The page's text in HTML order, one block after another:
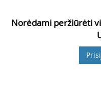
Norėdami peržiūrėti